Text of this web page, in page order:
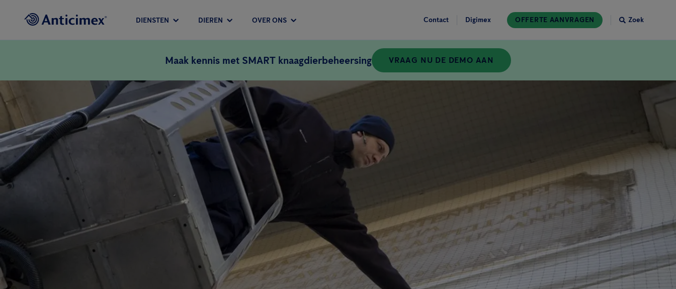
DIENSTEN DIEREN OVER ONS Contact Digimex OFFERTE AANVRAGEN Zoek
Maak kennis met SMART knaagdierbeheersing VRAAG NU DE DEMO AAN